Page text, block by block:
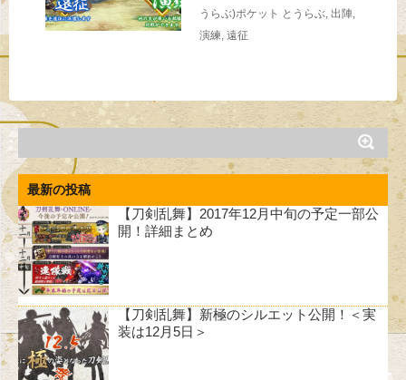
うらぶ)ポケット とうらぶ, 出陣,
演練, 遠征
最新の投稿
【刀剣乱舞】2017年12月中旬の予定一部公
開！詳細まとめ
【刀剣乱舞】新極のシルエット公開！＜実
装は12月5日＞